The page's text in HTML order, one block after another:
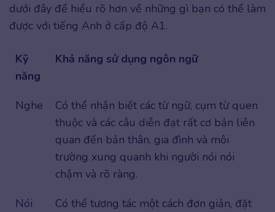
dưới đây để hiểu rõ hơn về những gì bạn có thể làm
được với tiếng Anh ở cấp độ A1.
Kỹ
năng
Khả năng sử dụng ngôn ngữ
Nghe
Có thể nhận biết các từ ngữ, cụm từ quen
thuộc và các câu diễn đạt rất cơ bản liên
quan đến bản thân, gia đình và môi
trường xung quanh khi người nói nói
chậm và rõ ràng.
Nói
Có thể tương tác một cách đơn giản, đặt